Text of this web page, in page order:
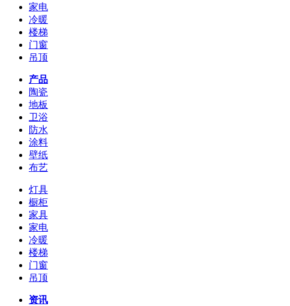
家电
冷暖
楼梯
门窗
吊顶
产品
陶瓷
地板
卫浴
防水
涂料
壁纸
布艺
灯具
橱柜
家具
家电
冷暖
楼梯
门窗
吊顶
资讯